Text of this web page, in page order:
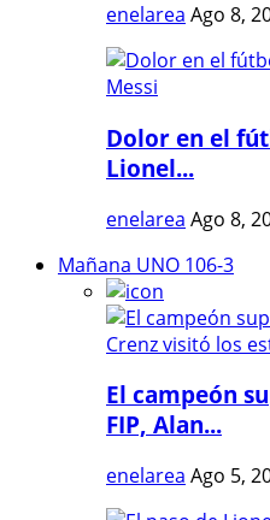
enelarea Ago 8,
Dolor en el
Lionel...
enelarea Ago 8,
Mañana UNO 106-3
El campeón
FIP, Alan...
enelarea Ago 5,